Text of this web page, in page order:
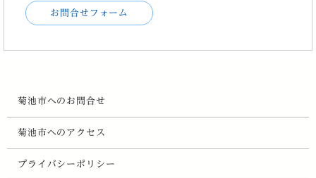
お問合せフォーム
菊池市へのお問合せ
菊池市へのアクセス
プライバシーポリシー